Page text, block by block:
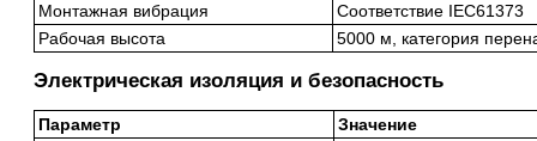
Монтажная вибрация
Соответствие IEC61373
Рабочая высота
5000 м, категория
Электрическая изоляция и безопасность
Параметр
Значение